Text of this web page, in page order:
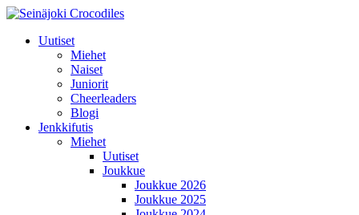
Uutiset
Miehet
Naiset
Juniorit
Cheerleaders
Blogi
Jenkkifutis
Miehet
Uutiset
Joukkue
Joukkue 2026
Joukkue 2025